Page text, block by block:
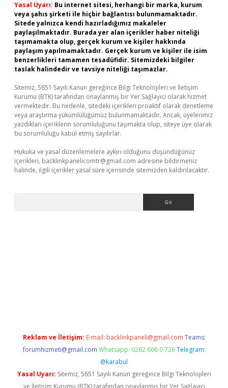
Yasal Uyarı: Bu internet sitesi, herhangi bir marka, kurum
veya şahıs şirketi ile hiçbir bağlantısı bulunmamaktadır.
Sitede yalnızca kendi hazırladığımız makaleler
paylaşılmaktadır. Burada yer alan içerikler haber niteliği
taşımamakta olup, gerçek kurum ve kişiler hakkında
paylaşım yapılmamaktadır. Gerçek kurum ve kişiler ile isim
benzerlikleri tamamen tesadüfidir. Sitemizdeki bilgiler
taslak halindedir ve tavsiye niteliği taşımazlar.
Sitemiz, 5651 Sayılı Kanun gereğince Bilgi Teknolojileri ve İletişim
Kurumu (BTK) tarafından onaylanmış bir Yer Sağlayıcı olarak hizmet
vermektedir. Bu nedenle, sitedeki içerikleri proaktif olarak denetleme
veya araştırma yükümlülüğümüz bulunmamaktadır. Ancak, üyelerimiz
yazdıkları içeriklerin sorumluluğunu taşımakta olup, siteye üye olarak
bu sorumluluğu kabul etmiş sayılırlar.
Hukuka ve yasal düzenlemelere aykırı olduğunu düşündüğünüz
içerikleri, backlinkpanelicomtr@gmail.com adresine bildirmeniz
halinde, ilgili içerikler yasal süre içerisinde sitemizden kaldırılacaktır.
Reklam ve İletişim: E-mail: backlinkpaneli@gmail.com Teams:
forumhizmeti@gmail.com Whatsapp: 0262 606 0 726 Telegram:
@karabul
Yasal Uyarı: Sitemiz, 5651 Sayılı Kanun gereğince Bilgi Teknolojileri
ve İletişim Kurumu (BTK) tarafından onaylanmış bir Yer Sağlayıcı